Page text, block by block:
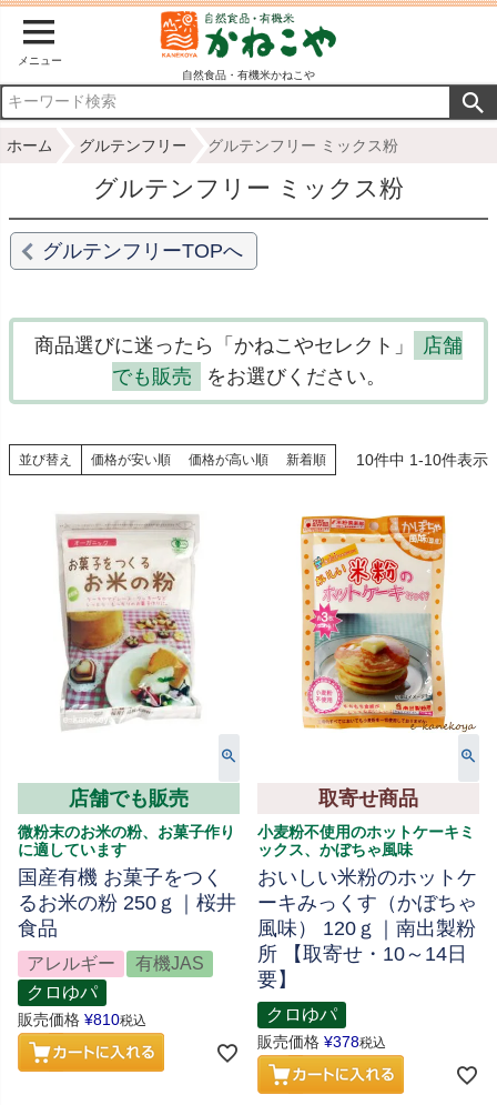
メニュー
自然食品・有機米かねこや
ホーム グルテンフリー グルテンフリー ミックス粉
グルテンフリー ミックス粉
グルテンフリーTOPへ
商品選びに迷ったら「かねこやセレクト」
店舗
でも販売
をお選びください。
並び替え 価格が安い順 価格が高い順 新着順 10件中 1-10件表示
店舗でも販売
微粉末のお米の粉、お菓子作り
に適しています
国産有機 お菓子をつく
るお米の粉 250ｇ｜桜井
食品
アレルギー
有機JAS
クロゆパ
販売価格 ¥810税込
取寄せ商品
小麦粉不使用のホットケーキミ
ックス、かぼちゃ風味
おいしい米粉のホットケ
ーキみっくす（かぼちゃ
風味） 120ｇ｜南出製粉
所 【取寄せ・10～14日
要】
クロゆパ
販売価格 ¥378税込